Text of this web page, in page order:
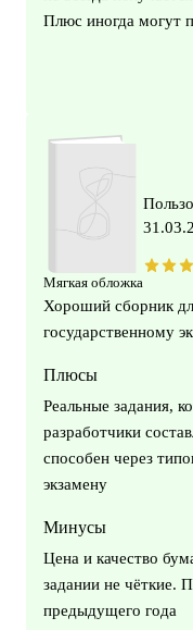
Плюс иногда могут
Мягкая обложка
Хороший сборник
государственному
Плюсы
Реальные задания,
разработчики
способен через
экзамену
Минусы
Цена и качество
задании не чёткие.
предыдущего года